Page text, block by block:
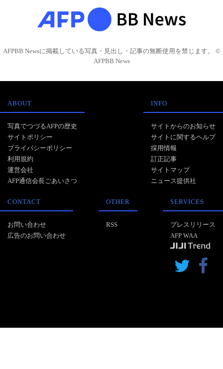
AFPBB Newsに掲載している写真・見出し・記事の無断使用を禁じます。 ©
AFPBB News
ABOUT
写真でつづるAFPの歴史
サイトポリシー
プライバシーポリシー
利用規約
運営会社
AFP通信会長ごあいさつ
INFO
サイトからのお知らせ
サイトに関するヘルプ
採用情報
訂正記事
サイトマップ
ニュース提供社
CONTACT
お問い合わせ
広告のお問い合わせ
OTHER
RSS
SERVICES
プレスリリース
AFP WAA